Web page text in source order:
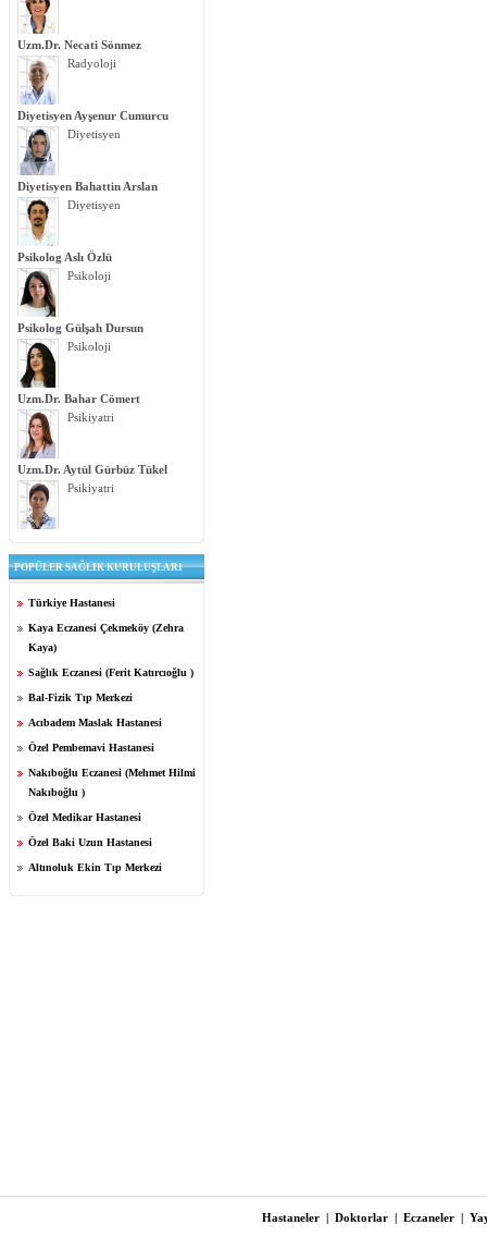
Uzm.Dr. Necati Sönmez
Radyoloji
Diyetisyen Ayşenur Cumurcu
Diyetisyen
Diyetisyen Bahattin Arslan
Diyetisyen
Psikolog Aslı Özlü
Psikoloji
Psikolog Gülşah Dursun
Psikoloji
Uzm.Dr. Bahar Cömert
Psikiyatri
Uzm.Dr. Aytül Gürbüz Tükel
Psikiyatri
POPÜLER SAĞLIK KURULUŞLARI
Türkiye Hastanesi
Kaya Eczanesi Çekmeköy (Zehra
Kaya)
Sağlık Eczanesi (Ferit Katırcıoğlu )
Bal-Fizik Tıp Merkezi
Acıbadem Maslak Hastanesi
Özel Pembemavi Hastanesi
Nakıboğlu Eczanesi (Mehmet Hilmi
Nakıboğlu )
Özel Medikar Hastanesi
Özel Baki Uzun Hastanesi
Altınoluk Ekin Tıp Merkezi
Hastaneler | Doktorlar | Eczaneler |